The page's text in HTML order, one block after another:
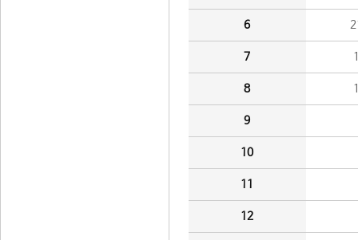
6
7
8
9
10
11
12